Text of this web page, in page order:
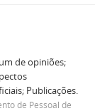
de opiniões;
Publicações.
de Pessoal de